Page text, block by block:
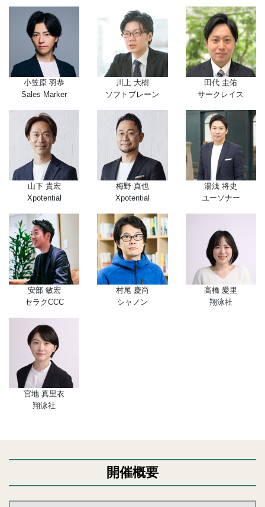
小笠原 羽恭
Sales Marker
川上 大樹
ソフトブレーン
田代 圭佑
サークレイス
山下 貴宏
Xpotential
梅野 真也
Xpotential
湯浅 将史
ユーソナー
安部 敏宏
セラクCCC
村尾 慶尚
シャノン
高橋 愛里
翔泳社
宮地 真里衣
翔泳社
開催概要